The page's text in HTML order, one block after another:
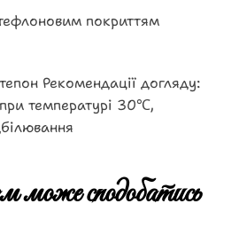
покриттям
Рекомендації догляду:
температурі 30℃,
сподобатись